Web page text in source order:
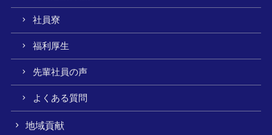
社員寮
福利厚生
先輩社員の声
よくある質問
地域貢献